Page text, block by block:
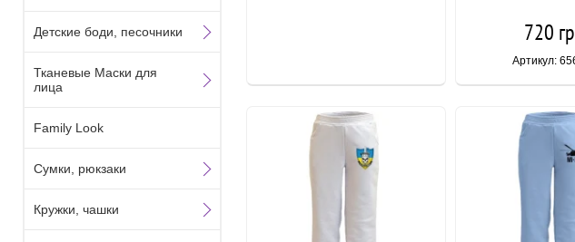
720
Артикул:
Детские боди, песочники
Тканевые Маски для
лица
Family Look
Сумки, рюкзаки
Кружки, чашки